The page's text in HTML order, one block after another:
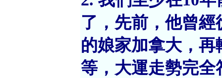
了，先前，他曾經
的娘家加拿大，
等，大運走勢完全